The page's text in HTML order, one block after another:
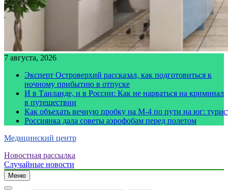
7 августа, 2026
Эксперт Островерхий рассказал, как подготовиться к
ночному прибытию в отпуске
И в Таиланде, и в России: Как не нарваться на криминал
в путешествии
Как объехать вечную пробку на М-4 по пути на юг:
Россиянка дала советы аэрофобам перед полетом
Медицинский центр
Новостная рассылка
Случайные новости
Меню